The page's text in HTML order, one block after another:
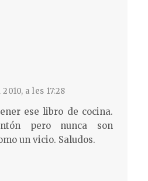
a les 17:28
ese libro de cocina.
pero nunca son
un vicio. Saludos.